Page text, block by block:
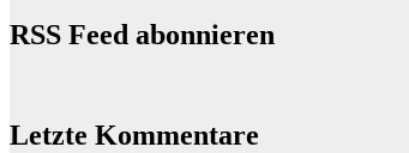
RSS Feed abonnieren
Letzte Kommentare